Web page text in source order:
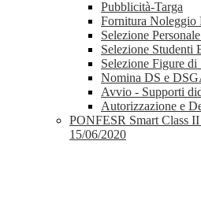
Pubblicità-Targa
Fornitura Noleggio
Selezione
Selezione Studenti
Selezione Figure di
Nomina DS e
Avvio - Supporti
Autorizzazione e
PONFESR Smart Class
15/06/2020